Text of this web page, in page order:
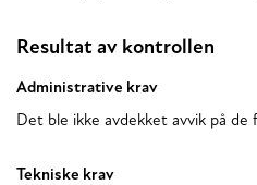
Resultat av kontrollen
Administrative krav
Det ble ikke avdekket avvik på
Tekniske krav